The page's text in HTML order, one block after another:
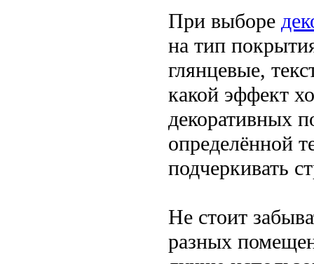
При выборе
на тип
глянцевые,
какой эффект
декоративных
определённой
подчеркивать
Не стоит
разных